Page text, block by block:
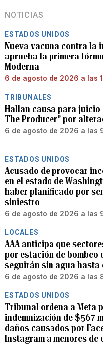
NOTICIAS
ESTADOS UNIDOS
Nueva vacuna contra la
aprueba la primera
Moderna
6 de agosto de 2026 a las
TRIBUNALES
Hallan causa para juicio
The Producer” por
6 de agosto de 2026 a las
ESTADOS UNIDOS
Acusado de provocar
en el estado de
haber planificado por
siniestro
6 de agosto de 2026 a las
LOCALES
AAA anticipa que
por estación de bombeo
seguirán sin agua hasta
6 de agosto de 2026 a las
ESTADOS UNIDOS
Tribunal ordena a Meta
indemnización de $567
daños causados por
Instagram a menores de